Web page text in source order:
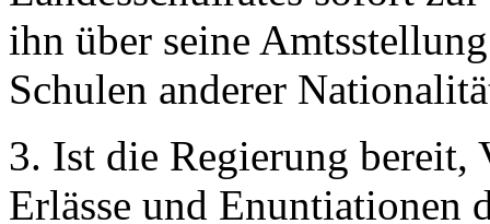
ihn über seine
Schulen anderer
3. Ist die Regierung bereit,
Erlässe und Enuntiationen